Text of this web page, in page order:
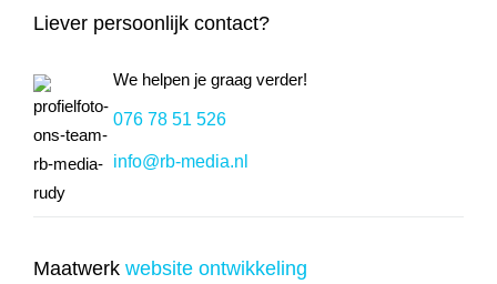
Liever persoonlijk contact?
We helpen je graag verder!
076 78 51 526
info@rb-media.nl
Maatwerk website ontwikkeling